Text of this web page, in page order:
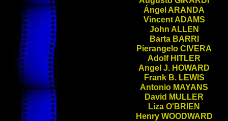
Ángel ARANDA
Vincent ADAMS
John ALLEN
Barta BARRI
Pierangelo CIVERA
Adolf HITLER
Angel J. HOWARD
Frank B. LEWIS
Antonio MAYANS
David MULLER
Liza O'BRIEN
Henry WOODWARD